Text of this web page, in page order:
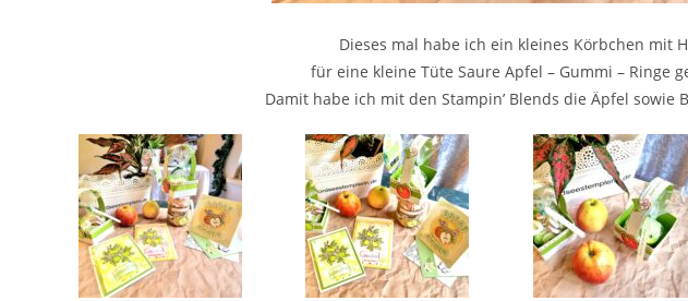
Dieses mal habe ich ein kleines Körbchen mit
für eine kleine Tüte Saure Apfel – Gummi – Ringe
Damit habe ich mit den Stampin’ Blends die Äpfel sowie